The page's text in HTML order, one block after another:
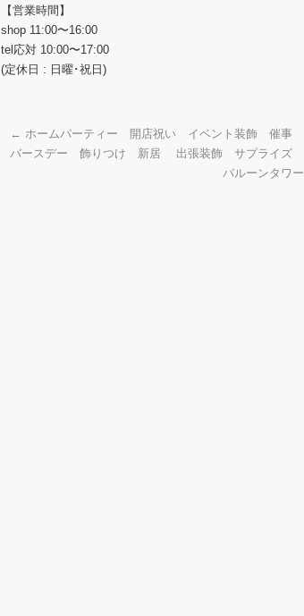
【営業時間】
shop 11:00〜16:00
tel応対 10:00〜17:00
(定休日 : 日曜･祝日)
← ホームパーティー 開店祝い イベント装飾 催事
バースデー 飾りつけ 新居 出張装飾 サプライズ
バルーンタワー